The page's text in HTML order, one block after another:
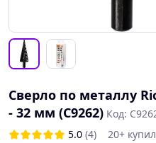
Сверло по металлу
- 32 мм (C9262) Код:
5.0 (4)
20+